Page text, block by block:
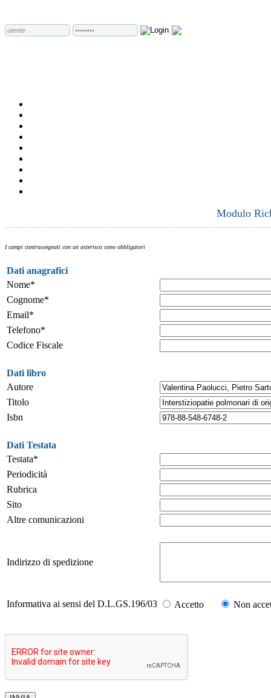
Modulo
I campi contrassegnati con un asterisco sono obbligatori
Dati anagrafici
Nome*
Cognome*
Email*
Telefono*
Codice Fiscale
Dati libro
Autore
Titolo
Isbn
Dati Testata
Testata*
Periodicità
Rubrica
Sito
Altre comunicazioni
Indirizzo di spedizione
Informativa ai sensi del D.L.GS.196/03 Accetto Non